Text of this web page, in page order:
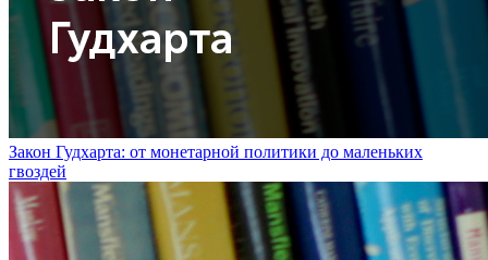
Закон Гудхарта: от монетарной политики до маленьких
гвоздей